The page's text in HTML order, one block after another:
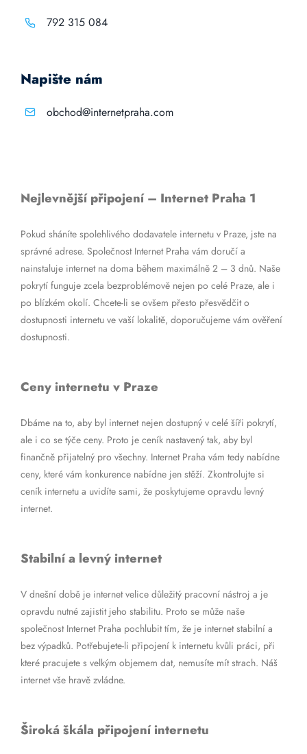
792 315 084
Napište nám
obchod@internetpraha.com
Nejlevnější připojení – Internet Praha 1
Pokud sháníte spolehlivého dodavatele internetu v Praze, jste na
správné adrese. Společnost Internet Praha vám doručí a
nainstaluje internet na doma během maximálně 2 – 3 dnů. Naše
pokrytí funguje zcela bezproblémově nejen po celé Praze, ale i
po blízkém okolí. Chcete-li se ovšem přesto přesvědčit o
dostupnosti internetu ve vaší lokalitě, doporučujeme vám ověření
dostupnosti.
Ceny internetu v Praze
Dbáme na to, aby byl internet nejen dostupný v celé šíři pokrytí,
ale i co se týče ceny. Proto je ceník nastavený tak, aby byl
finančně přijatelný pro všechny. Internet Praha vám tedy nabídne
ceny, které vám konkurence nabídne jen stěží. Zkontrolujte si
ceník internetu a uvidíte sami, že poskytujeme opravdu levný
internet.
Stabilní a levný internet
V dnešní době je internet velice důležitý pracovní nástroj a je
opravdu nutné zajistit jeho stabilitu. Proto se může naše
společnost Internet Praha pochlubit tím, že je internet stabilní a
bez výpadků. Potřebujete-li připojení k internetu kvůli práci, při
které pracujete s velkým objemem dat, nemusíte mít strach. Náš
internet vše hravě zvládne.
Široká škála připojení internetu